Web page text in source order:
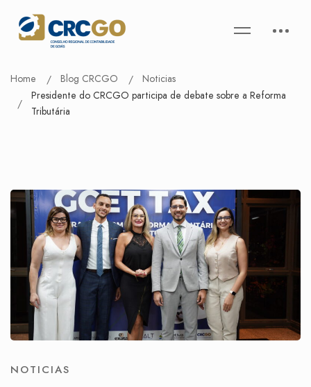
Home Blog CRCGO
Noticias
Presidente do CRCGO participa de debate sobre a Reforma
Tributária
NOTICIAS